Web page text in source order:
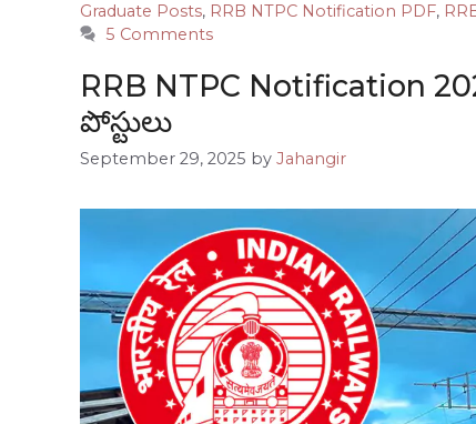
Graduate Posts, RRB NTPC Notification PDF,
5 Comments
RRB NTPC Notification
పోస్టులు
September 29, 2025 by Jahangir